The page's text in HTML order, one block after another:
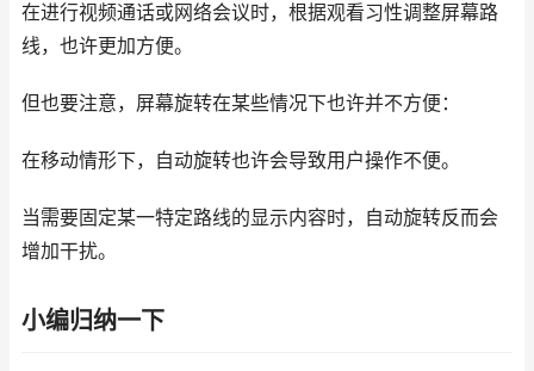
在进行视频通话或网络会议时，根据观看习性调整屏幕路
线，也许更加方便。
但也要注意，屏幕旋转在某些情况下也许并不方便：
在移动情形下，自动旋转也许会导致用户操作不便。
当需要固定某一特定路线的显示内容时，自动旋转反而会
增加干扰。
小编归纳一下